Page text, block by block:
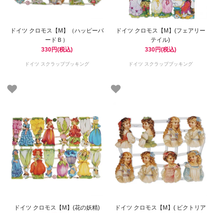
ドイツ クロモス【M】（ハッピーバ
ードＢ）
330円(税込)
ドイツ スクラップブッキング
ドイツ クロモス【M】(フェアリー
テイル)
330円(税込)
ドイツ スクラップブッキング
ドイツ クロモス【M】(花の妖精)
ドイツ クロモス【M】( ビクトリア